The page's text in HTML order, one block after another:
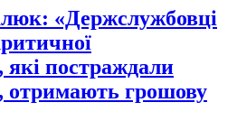
«Держслужбовці
які постраждали
отримають грошову